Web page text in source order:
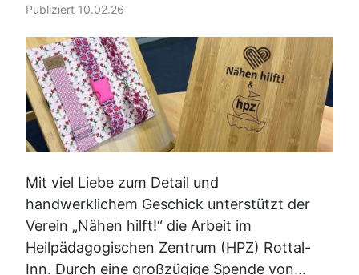
Publiziert 10.02.26
Mit viel Liebe zum Detail und
handwerklichem Geschick unterstützt der
Verein „Nähen hilft!“ die Arbeit im
Heilpädagogischen Zentrum (HPZ) Rottal-
Inn. Durch eine großzügige Spende von...